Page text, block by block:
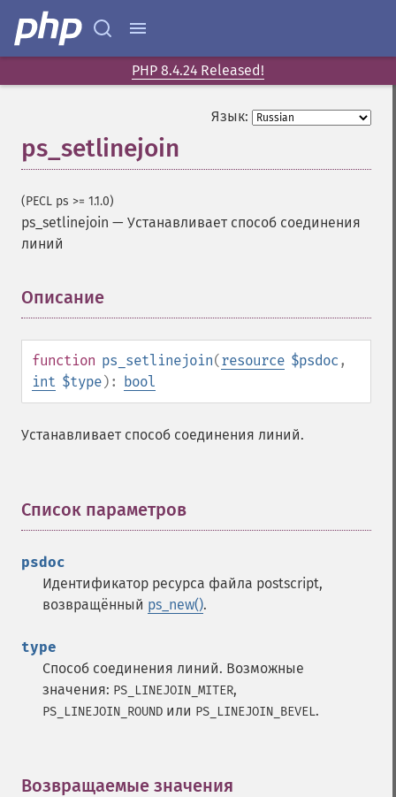
PHP 8.4.24 Released!
Язык:
ps_setlinejoin
(PECL ps >= 1.1.0)
ps_setlinejoin — Устанавливает способ соединения
линий
Описание
function ps_setlinejoin(resource $psdoc ,
int $type): bool
Устанавливает способ соединения линий.
Список параметров
psdoc
Идентификатор ресурса файла postscript,
возвращённый ps_new().
type
Способ соединения линий. Возможные
значения: PS_LINEJOIN_MITER,
PS_LINEJOIN_ROUND или PS_LINEJOIN_BEVEL.
Возвращаемые значения